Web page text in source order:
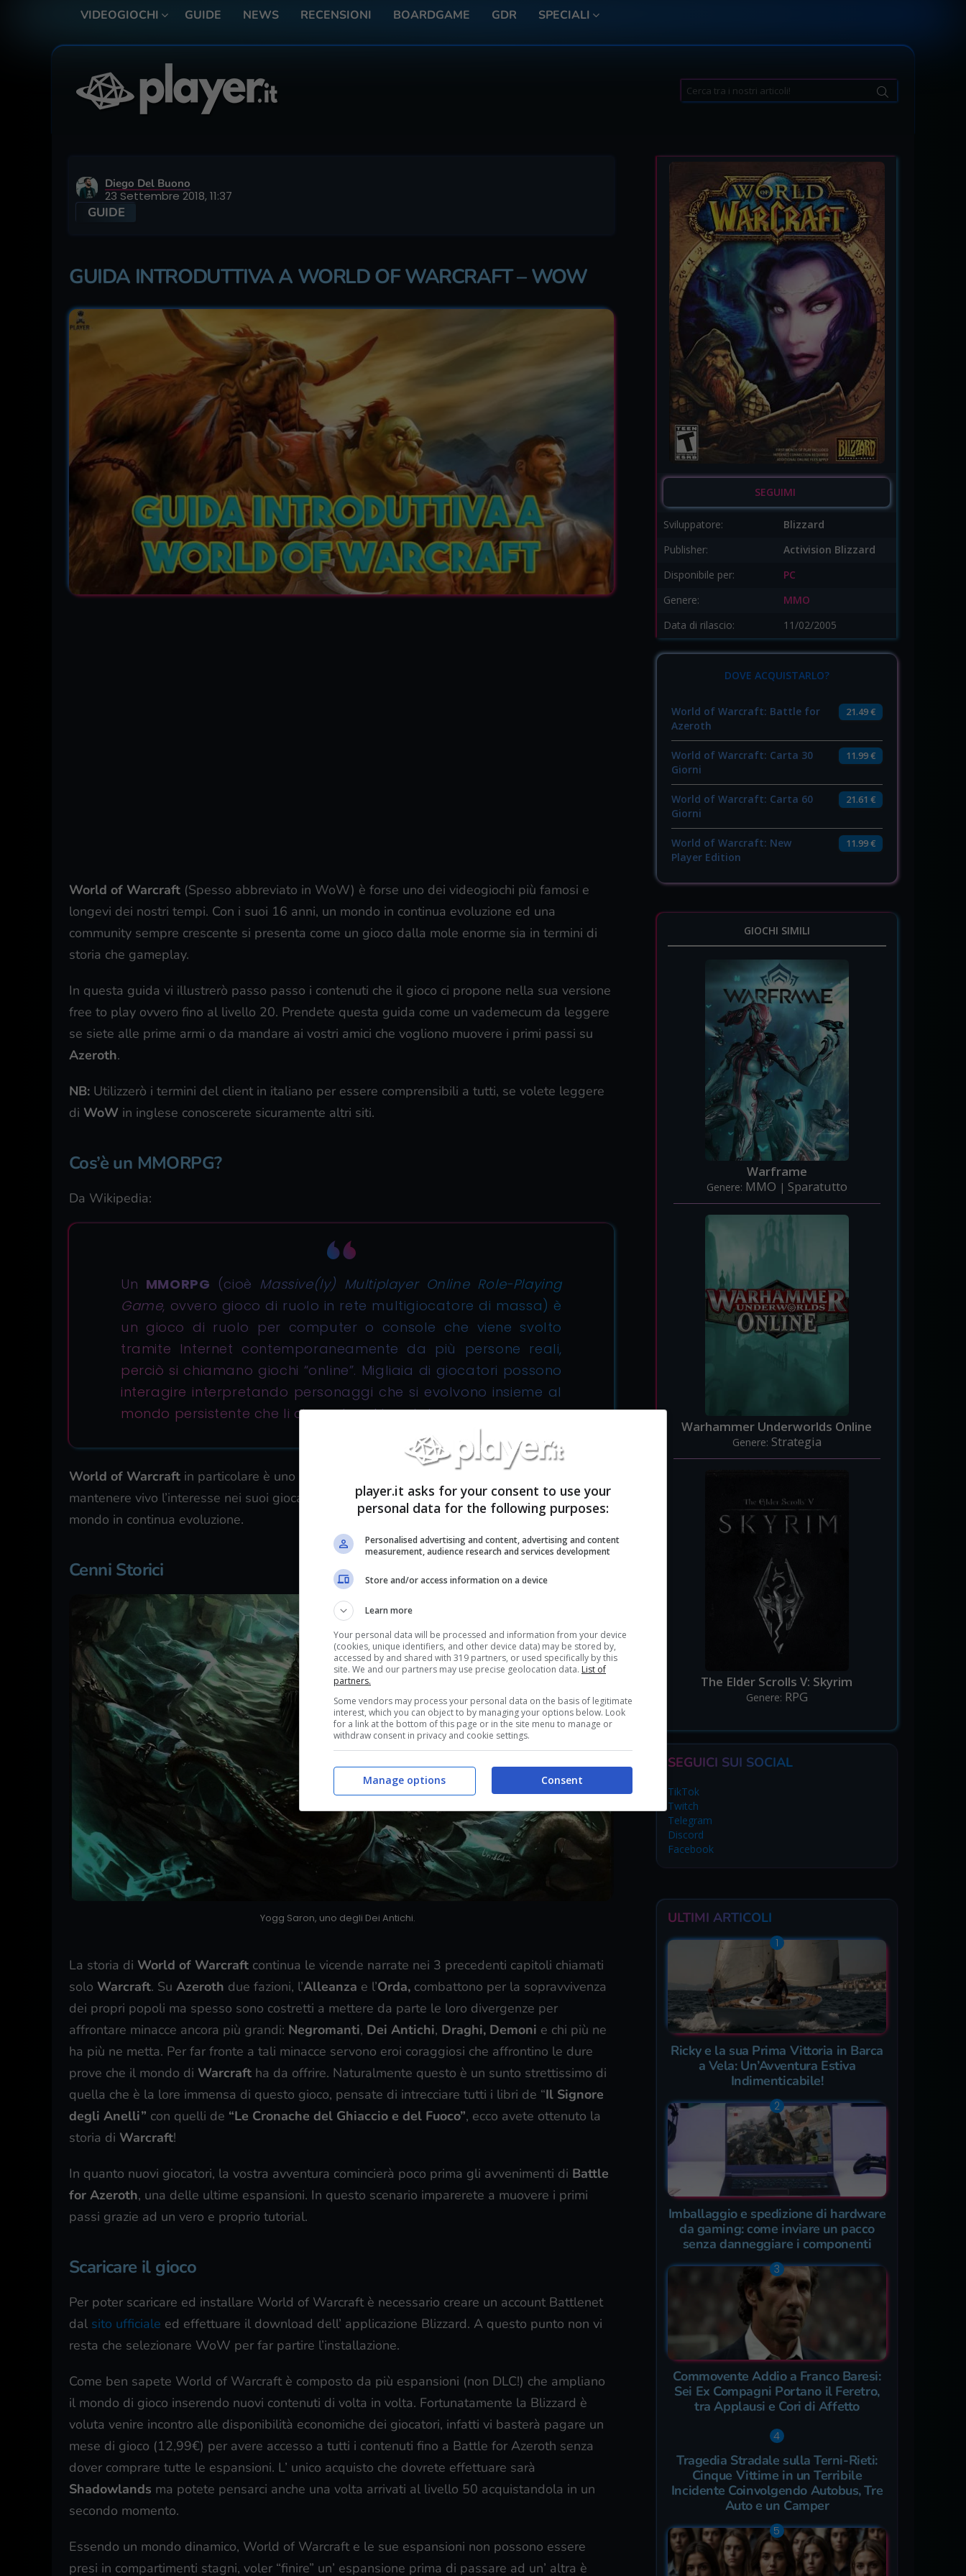
VIDEOGIOCHI GUIDE NEWS RECENSIONI BOARDGAME GDR SPECIALI
Search
for:
Diego Del Buono
23 Settembre 2018, 11:37
GUIDE
GUIDA INTRODUTTIVA A WORLD OF WARCRAFT – WOW
World of Warcraft (Spesso abbreviato in WoW) è forse uno dei videogiochi più famosi e
longevi dei nostri tempi. Con i suoi 16 anni, un mondo in continua evoluzione ed una
community sempre crescente si presenta come un gioco dalla mole enorme sia in termini di
storia che gameplay.
In questa guida vi illustrerò passo passo i contenuti che il gioco ci propone nella sua versione
free to play ovvero fino al livello 20. Prendete questa guida come un vademecum da leggere
se siete alle prime armi o da mandare ai vostri amici che vogliono muovere i primi passi su
Azeroth.
NB: Utilizzerò i termini del client in italiano per essere comprensibili a tutti, se volete leggere
di WoW in inglese conoscerete sicuramente altri siti.
Cos’è un MMORPG?
Da Wikipedia:
Un MMORPG (cioè Massive(ly) Multiplayer Online Role-Playing
Game, ovvero gioco di ruolo in rete multigiocatore di massa) è
un gioco di ruolo per computer o console che viene svolto
tramite Internet contemporaneamente da più persone reali,
perciò si chiamano giochi “online”. Migliaia di giocatori possono
interagire interpretando personaggi che si evolvono insieme al
mondo persistente che li circonda ed in cui vivono.
World of Warcraft in particolare è uno dei pochi titoli di questo genere, ormai in declino, a
mantenere vivo l’interesse nei suoi giocatori, proponendo contenuti sempre nuovi ed un
mondo in continua evoluzione.
Cenni Storici
Yogg Saron, uno degli Dei Antichi.
La storia di World of Warcraft continua le vicende narrate nei 3 precedenti capitoli chiamati
solo Warcraft. Su Azeroth due fazioni, l’Alleanza e l’Orda, combattono per la sopravvivenza
dei propri popoli ma spesso sono costretti a mettere da parte le loro divergenze per
affrontare minacce ancora più grandi: Negromanti, Dei Antichi, Draghi, Demoni e chi più ne
ha più ne metta. Per far fronte a tali minacce servono eroi coraggiosi che affrontino le dure
prove che il mondo di Warcraft ha da offrire. Naturalmente questo è un sunto strettissimo di
quella che è la lore immensa di questo gioco, pensate di intrecciare tutti i libri de “Il Signore
degli Anelli” con quelli de “Le Cronache del Ghiaccio e del Fuoco”, ecco avete ottenuto la
storia di Warcraft!
In quanto nuovi giocatori, la vostra avventura comincierà poco prima gli avvenimenti di Battle
for Azeroth, una delle ultime espansioni. In questo scenario imparerete a muovere i primi
passi grazie ad un vero e proprio tutorial.
Scaricare il gioco
Per poter scaricare ed installare World of Warcraft è necessario creare un account Battlenet
dal sito ufficiale ed effettuare il download dell’ applicazione Blizzard. A questo punto non vi
resta che selezionare WoW per far partire l’installazione.
Come ben sapete World of Warcraft è composto da più espansioni (non DLC!) che ampliano
il mondo di gioco inserendo nuovi contenuti di volta in volta. Fortunatamente la Blizzard è
voluta venire incontro alle disponibilità economiche dei giocatori, infatti vi basterà pagare un
mese di gioco (12,99€) per avere accesso a tutti i contenuti fino a Battle for Azeroth senza
dover comprare tutte le espansioni. L’ unico acquisto che dovrete effettuare sarà
Shadowlands ma potete pensarci anche una volta arrivati al livello 50 acquistandola in un
secondo momento.
Essendo un mondo dinamico, World of Warcraft e le sue espansioni non possono essere
presi in compartimenti stagni, voler “finire” un’ espansione prima di passare ad un’ altra è
SEGUIMI
Sviluppatore:
Blizzard
Publisher:
Activision Blizzard
Disponibile per:
PC
Genere:
MMO
Data di rilascio:
11/02/2005
DOVE ACQUISTARLO?
World of Warcraft: Battle for
Azeroth
21.49 €
World of Warcraft: Carta 30
Giorni
11.99 €
World of Warcraft: Carta 60
Giorni
21.61 €
World of Warcraft: New
Player Edition
11.99 €
GIOCHI SIMILI
Warframe
Genere: MMO | Sparatutto
Warhammer Underworlds Online
Genere: Strategia
The Elder Scrolls V: Skyrim
Genere: RPG
SEGUICI SUI SOCIAL
TikTok
Twitch
Telegram
Discord
Facebook
ULTIMI ARTICOLI
Ricky e la sua Prima Vittoria in Barca
a Vela: Un’Avventura Estiva
Indimenticabile!
Imballaggio e spedizione di hardware
da gaming: come inviare un pacco
senza danneggiare i componenti
Commovente Addio a Franco Baresi:
Sei Ex Compagni Portano il Feretro,
tra Applausi e Cori di Affetto
Tragedia Stradale sulla Terni-Rieti:
Cinque Vittime in un Terribile
Incidente Coinvolgendo Autobus, Tre
Auto e un Camper
player.it asks for your consent to use your
personal data for the following purposes:
Personalised advertising and content, advertising and content
measurement, audience research and services development
Store and/or access information on a device
Learn more
Your personal data will be processed and information from your device
(cookies, unique identifiers, and other device data) may be stored by,
accessed by and shared with 319 partners, or used specifically by this
site. We and our partners may use precise geolocation data. List of
partners.
Some vendors may process your personal data on the basis of legitimate
interest, which you can object to by managing your options below. Look
for a link at the bottom of this page or in the site menu to manage or
withdraw consent in privacy and cookie settings.
Consent
Manage options